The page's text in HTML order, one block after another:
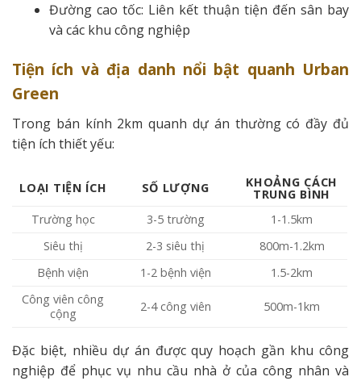
Đường cao tốc: Liên kết thuận tiện đến sân bay
và các khu công nghiệp
Tiện ích và địa danh nổi bật quanh Urban
Green
Trong bán kính 2km quanh dự án thường có đầy đủ
tiện ích thiết yếu:
LOẠI TIỆN ÍCH SỐ LƯỢNG KHOẢNG CÁCH
TRUNG BÌNH
Trường học
3-5 trường
1-1.5km
Siêu thị
2-3 siêu thị
800m-1.2km
Bệnh viện
1-2 bệnh viện
1.5-2km
Công viên công
cộng
2-4 công viên 500m-1km
Đặc biệt, nhiều dự án được quy hoạch gần khu công
nghiệp để phục vụ nhu cầu nhà ở của công nhân và